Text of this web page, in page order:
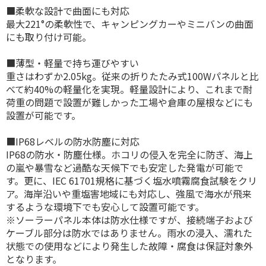
■柔軟な設計で曲面にも対応
最大221°の柔軟性で、キャンピングカーやミニバンの曲面
にも取り付け可能。
■薄型・軽量で持ち運びやすい
重さはわずか2.05kg。従来の折りたたみ式100Wパネルと比
べて約40%の軽量化を実現。軽量設計により、これまで耐
荷重の問題で設置が難しかった工場や倉庫の屋根などにも
設置が可能です。
■IP68レベルの防水防塵に対応
IP68の防水・防塵仕様。ホコリの侵入を完全に防ぎ、海上
の嵐や暴雪など過酷な天候下でも安定した発電が可能で
す。更に、IEC 61701規格に基づく塩水噴霧腐食試験をクリ
ア。海岸沿いや重塩害地域にも対応し、強風で海水が飛来
するような環境下でも安心して設置可能です。
※ソーラーパネル本体は防水仕様ですが、接続端子および
ケーブル部分は防水ではありません。雨水の浸入、濡れた
状態での使用などにより発生した故障・腐食は保証対象外
となります。